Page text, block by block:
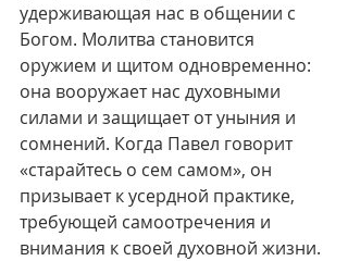
удерживающая нас в общении с
Богом. Молитва становится
оружием и щитом одновременно:
она вооружает нас духовными
силами и защищает от уныния и
сомнений. Когда Павел говорит
«старайтесь о сем самом», он
призывает к усердной практике,
требующей самоотречения и
внимания к своей духовной жизни.